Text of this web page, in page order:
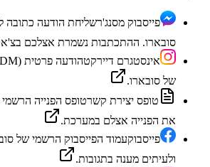
פייסבוק מסנג'רשליחת הודעה כתובה
סובארו. ההתכתבות נשמרת אצלכם
אינסטגרם דיירקט
של סובארו.
טופס יצירת קשרטופס הפנייה
את הפנייה אצלם במערכת.
פייסבוקעמוד הפייסבוק הרשמי של
ולעיתים מענה בתגובות.